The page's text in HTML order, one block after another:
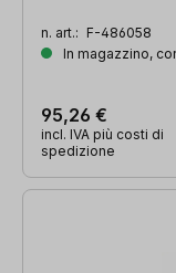
n. art.: F-486058
In magazzino,
95,26 €
incl. IVA più costi di
spedizione